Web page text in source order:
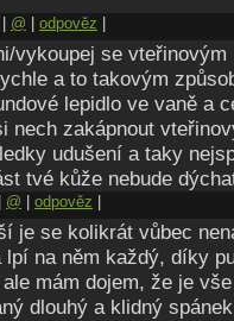
doporučuji
smrti si jej stačí
odvahy a fyzické
(velmi pochybuju o
vidět, jsou vaše střeva
otvorem, ale i
způsobů je
jen hodně slabé
srovnatelném s
problémem je
sehnat plyn?
způsobem
zapotřebí jen cokoli
@ odpověz
vykoupej se
a to takovým
lepidlo ve vaně a
nech zakápnout
udušení a taky
tvé kůže nebude
@ odpověz
je se kolikrát vůbec
lpí na něm každý, díky
mám dojem, že je
dlouhý a klidný